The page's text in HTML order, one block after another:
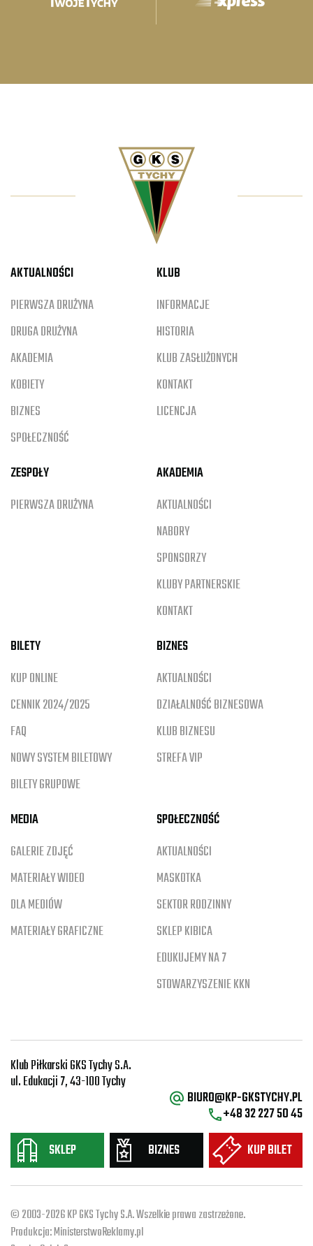
AKTUALNOŚCI
PIERWSZA DRUŻYNA
DRUGA DRUŻYNA
AKADEMIA
KOBIETY
BIZNES
SPOŁECZNOŚĆ
KLUB
INFORMACJE
HISTORIA
KLUB ZASŁUŻONYCH
KONTAKT
LICENCJA
ZESPOŁY
PIERWSZA DRUŻYNA
AKADEMIA
AKTUALNOŚCI
NABORY
SPONSORZY
KLUBY PARTNERSKIE
KONTAKT
BILETY
KUP ONLINE
CENNIK 2024/2025
FAQ
NOWY SYSTEM BILETOWY
BILETY GRUPOWE
BIZNES
AKTUALNOŚCI
DZIAŁALNOŚĆ BIZNESOWA
KLUB BIZNESU
STREFA VIP
MEDIA
GALERIE ZDJĘĆ
MATERIAŁY WIDEO
DLA MEDIÓW
MATERIAŁY GRAFICZNE
SPOŁECZNOŚĆ
AKTUALNOŚCI
MASKOTKA
SEKTOR RODZINNY
SKLEP KIBICA
EDUKUJEMY NA 7
STOWARZYSZENIE KKN
Klub Piłkarski GKS Tychy S.A.
ul. Edukacji 7, 43-100 Tychy
SKLEP BIZNES KUP BILET
BIURO@KP-GKSTYCHY.PL
+48 32 227 50 45
© 2003-2026 KP GKS Tychy S.A. Wszelkie prawa zastrzeżone.
Produkcja:MinisterstwoReklamy.pl